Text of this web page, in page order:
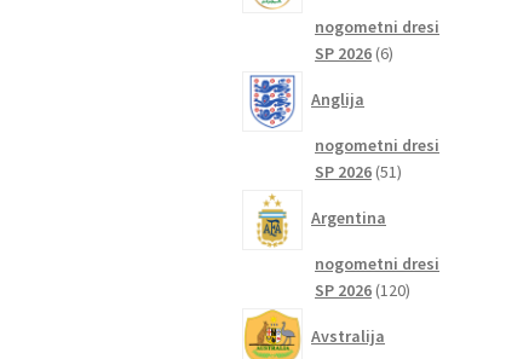
nogometni dresi
SP 2026 66
Anglija
nogometni dresi
SP 2026 5151
Argentina
nogometni dresi
SP 2026 120120
Avstralija